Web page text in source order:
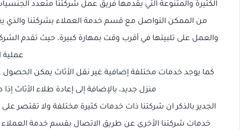
الكثيرة والمتنوعة التي يقدمها فريق عمل شركتنا متعدد
من الممكن التواصل مع قسم خدمة العملاء بشركتنا والذي
والعمل على تلبيتها في أقرب وقت بمهارة كبيرة، حيث تقدم
عملية
كما يوجد خدمات مختلفة إضافية غير نقل الأثاث يمكن الحصول
منزل جديد، بالإضافة إلى إعادة طلاء
الجدير بالذكر ان شركتنا ذات خدمات كثيرة مختلفة ولا تقتصر
خدمات شركتنا الأخرى عن طريق الاتصال بقسم خدمة العملاء على رقم 0568829975 أو الانتقال إلى موقع